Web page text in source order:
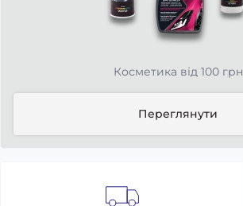
Косметика від 100 грн
Переглянути